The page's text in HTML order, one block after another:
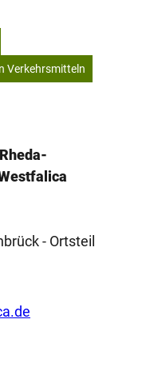
Verkehrsmitteln
- Ortsteil